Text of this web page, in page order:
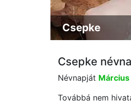
Csepke
Csepke
Névnapját Március
Továbbá nem